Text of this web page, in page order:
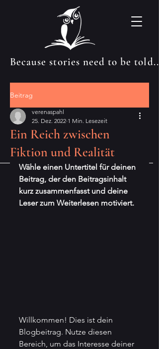
Because stories need to be told...
Beitrag
Ein Reich zwischen
Fiktion und Realität
verenaspahl
25. Dez. 2022 1 Min. Lesezeit
Wähle einen Untertitel für deinen
Beitrag, der den Beitragsinhalt
kurz zusammenfasst und deine
Leser zum Weiterlesen motiviert.
Willkommen! Dies ist dein
Blogbeitrag. Nutze diesen
Bereich, um das Interesse deiner